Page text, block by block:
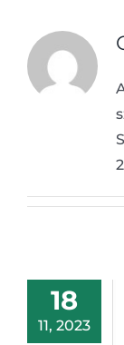
18
11, 2023